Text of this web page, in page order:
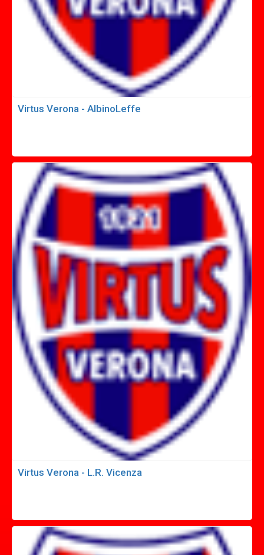
Virtus Verona - AlbinoLeffe
Virtus Verona - L.R. Vicenza